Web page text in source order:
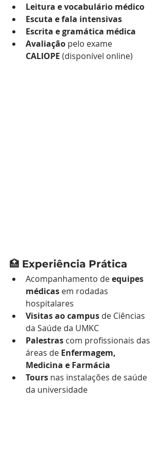
Leitura e vocabulário médico
Escuta e fala intensivas
Escrita e gramática médica
Avaliação pelo exame
CALIOPE (disponível online)
🏥 Experiência Prática
Acompanhamento de equipes
médicas em rodadas
hospitalares
Visitas ao campus de Ciências
da Saúde da UMKC
Palestras com profissionais das
áreas de Enfermagem,
Medicina e Farmácia
Tours nas instalações de saúde
da universidade